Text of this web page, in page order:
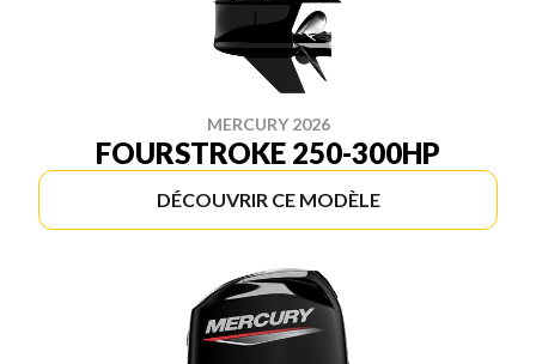
MERCURY 2026
FOURSTROKE 250-300HP
DÉCOUVRIR CE MODÈLE